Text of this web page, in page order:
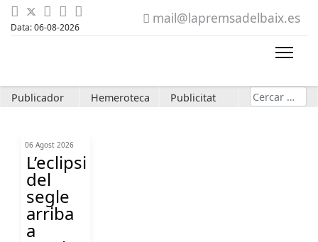
Data: 06-08-2026
mail@lapremsadelbaix.es
Publicador Hemeroteca Publicitat Cerca
06 Agost 2026
L’eclipsi
del
segle
arriba
a